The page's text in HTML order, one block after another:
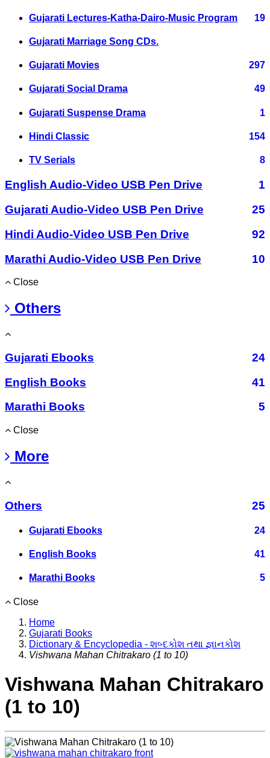
Gujarati Lectures-Katha-Dairo-Music Program 19
Gujarati Marriage Song CDs.
Gujarati Movies 297
Gujarati Social Drama 49
Gujarati Suspense Drama 1
Hindi Classic 154
TV Serials 8
English Audio-Video USB Pen Drive
1
Gujarati Audio-Video USB Pen Drive
25
Hindi Audio-Video USB Pen Drive
92
Marathi Audio-Video USB Pen Drive
10
Close
Others
Gujarati Ebooks
24
English Books
41
Marathi Books
5
Close
More
Others 25
Gujarati Ebooks 24
English Books 41
Marathi Books 5
Close
Home
Gujarati Books
Dictionary & Encyclopedia - શબ્દકોશ તથા જ્ઞાનકોશ
Vishwana Mahan Chitrakaro (1 to 10)
Vishwana Mahan Chitrakaro
(1 to 10)